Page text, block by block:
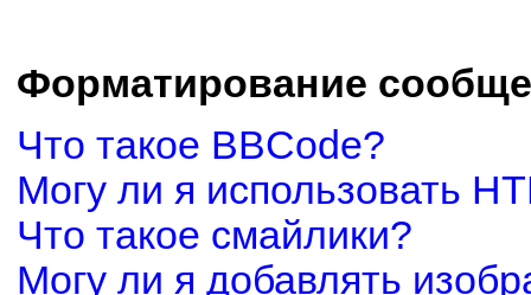
Форматирование
Что такое BBCode?
Могу ли я использовать
Что такое смайлики?
Могу ли я добавлять